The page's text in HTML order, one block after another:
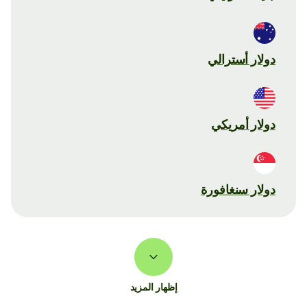
دولار أسترالي
دولار أمريكي
دولار سنغافورة
إظهار المزيد